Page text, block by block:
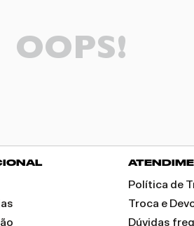
OOPS!
Política de
Troca e
Dúvidas